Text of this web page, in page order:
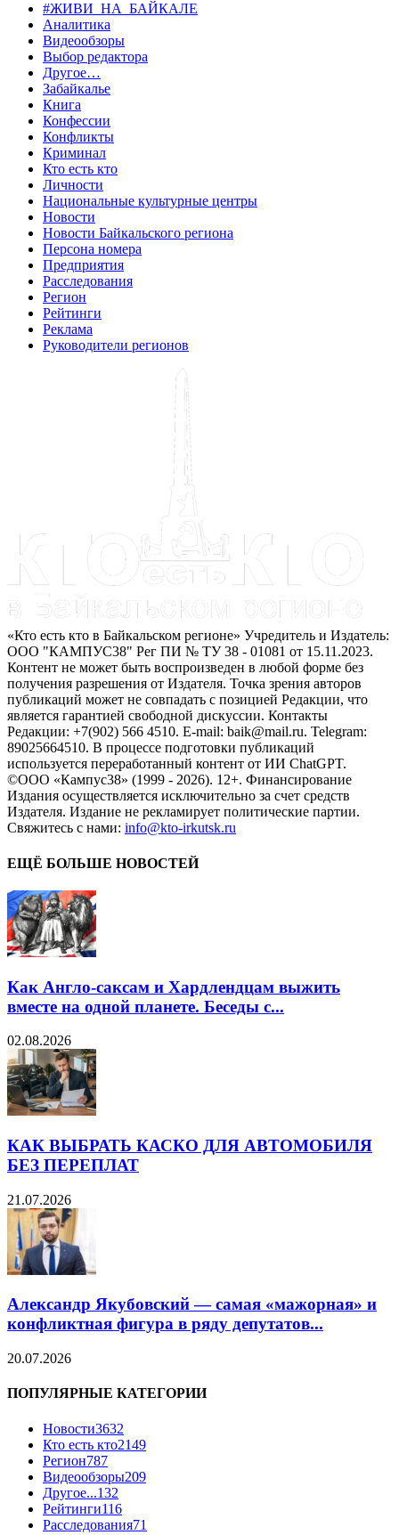
#ЖИВИ_НА_БАЙКАЛЕ
Аналитика
Видеообзоры
Выбор редактора
Другое…
Забайкалье
Книга
Конфессии
Конфликты
Криминал
Кто есть кто
Личности
Национальные культурные центры
Новости
Новости Байкальского региона
Персона номера
Предприятия
Расследования
Регион
Рейтинги
Реклама
Руководители регионов
«Кто есть кто в Байкальском регионе» Учредитель и Издатель:
ООО "КАМПУС38" Рег ПИ № ТУ 38 - 01081 от 15.11.2023.
Контент не может быть воспроизведен в любой форме без
получения разрешения от Издателя. Точка зрения авторов
публикаций может не совпадать с позицией Редакции, что
является гарантией свободной дискуссии. Контакты
Редакции: +7(902) 566 4510. E-mail: baik@mail.ru. Telegram:
89025664510. В процессе подготовки публикаций
используется переработанный контент от ИИ ChatGPT.
©ООО «Кампус38» (1999 - 2026). 12+. Финансирование
Издания осуществляется исключительно за счет средств
Издателя. Издание не рекламирует политические партии.
Свяжитесь с нами: info@kto-irkutsk.ru
ЕЩЁ БОЛЬШЕ НОВОСТЕЙ
Как Англо-саксам и Хардлендцам выжить
вместе на одной планете. Беседы с...
02.08.2026
КАК ВЫБРАТЬ КАСКО ДЛЯ АВТОМОБИЛЯ
БЕЗ ПЕРЕПЛАТ
21.07.2026
Александр Якубовский — самая «мажорная» и
конфликтная фигура в ряду депутатов...
20.07.2026
ПОПУЛЯРНЫЕ КАТЕГОРИИ
Новости3632
Кто есть кто2149
Регион787
Видеообзоры209
Другое...132
Рейтинги116
Расследования71